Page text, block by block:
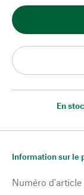
En
Information sur le
Numéro d'article